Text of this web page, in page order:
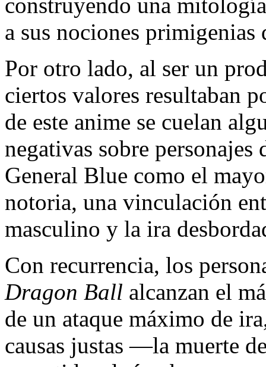
a sus nociones primigenias
Por otro lado, al ser un
ciertos valores resultaban
de este anime se cuelan
negativas sobre
General Blue como el
notoria, una vinculación
masculino y la ira
Con recurrencia, los
Dragon Ball alcanzan el
de un ataque máximo de
causas justas —la muerte